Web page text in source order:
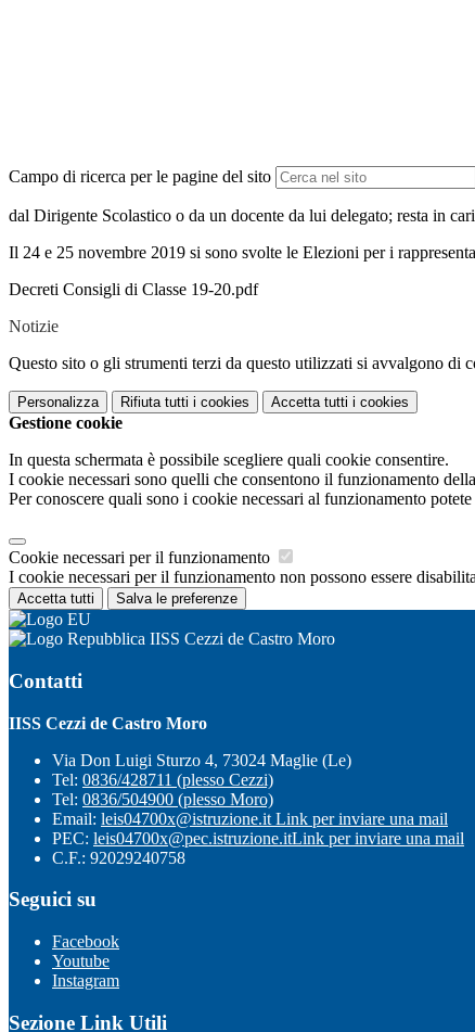
Campo di ricerca per le pagine del sito
dal Dirigente Scolastico o da un docente da lui delegato; resta in
Il 24 e 25 novembre 2019 si sono svolte le Elezioni per i
Decreti Consigli di Classe 19-20.pdf
Notizie
Questo sito o gli strumenti terzi da questo utilizzati si avvalgono di
Personalizza Rifiuta tutti i cookies Accetta tutti i cookies
Gestione cookie
In questa schermata è possibile scegliere quali cookie consentire.
I cookie necessari sono quelli che consentono il funzionamento
Per conoscere quali sono i cookie necessari al funzionamento
Cookie necessari per il funzionamento
I cookie necessari per il funzionamento non possono essere
Accetta tutti Salva le preferenze
IISS Cezzi de Castro Moro
Contatti
IISS Cezzi de Castro Moro
Via Don Luigi Sturzo 4, 73024 Maglie (Le)
Tel: 0836/428711 (plesso Cezzi)
Tel: 0836/504900 (plesso Moro)
Email: leis04700x@istruzione.it Link per inviare una mail
PEC: leis04700x@pec.istruzione.itLink per inviare una mail
C.F.: 92029240758
Seguici su
Facebook
Youtube
Instagram
Sezione Link Utili